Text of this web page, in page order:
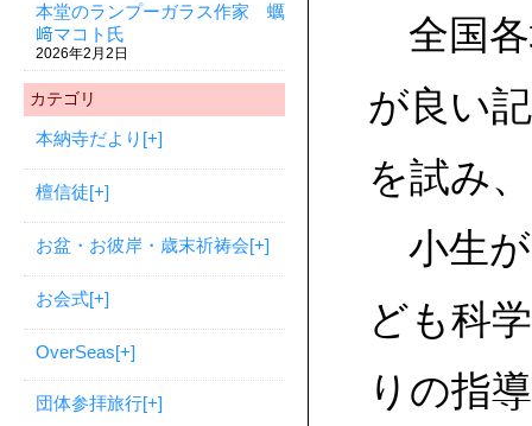
本堂のランプーガラス作家 蠣
﨑マコト氏
2026年2月2日
カテゴリ
本納寺だより [+]
檀信徒[+]
お盆・お彼岸・歳末祈祷会[+]
お会式[+]
OverSeas[+]
団体参拝旅行[+]
全国各
が良い
を試み
小生が
ども科
りの指